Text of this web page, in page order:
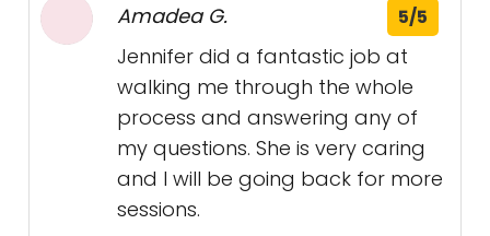
Amadea G. 5/5
Jennifer did a fantastic job at
walking me through the whole
process and answering any of
my questions. She is very caring
and I will be going back for more
sessions.